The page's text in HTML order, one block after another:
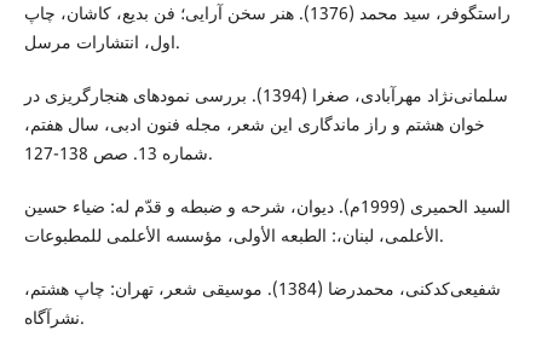
راستگوفر، سید محمد (1376). هنر سخن آرایی؛ فن بدیع، کاشان، چاپ
اول، انتشارات مرسل.
سلمانی‌نژاد مهرآبادی، صغرا (1394). بررسی نمودهای هنجارگریزی در
خوان هشتم و راز ماندگاری این شعر، مجله فنون ادبی، سال هفتم،
شماره 13. صص 138-127.
السید الحمیری (1999م). دیوان، شرحه و ضبطه و قدّم له: ضياء حسين
الأعلمی، لبنان،: الطبعه الأولی، مؤسسه الأعلمی للمطبوعات.
شفیعی‌کدکنی، محمدرضا (1384). موسیقی شعر، تهران: چاپ هشتم،
نشرآگاه.